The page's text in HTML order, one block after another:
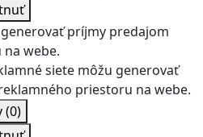
príjmy predajom
webe.
siete môžu generovať
priestoru na webe.
(0)